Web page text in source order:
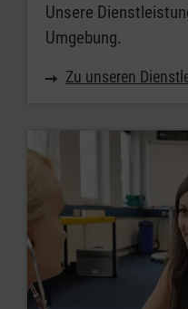
Unsere
Umgebung.
Zu unseren